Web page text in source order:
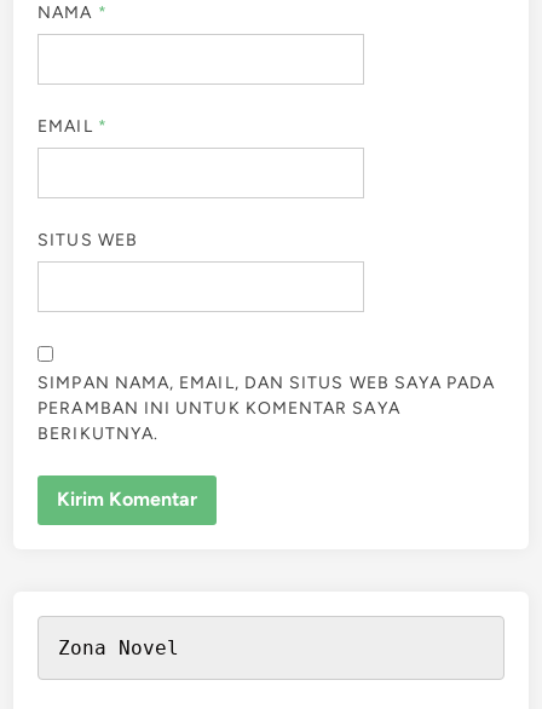
NAMA *
EMAIL *
SITUS WEB
SIMPAN NAMA, EMAIL, DAN SITUS WEB SAYA PADA
PERAMBAN INI UNTUK KOMENTAR SAYA
BERIKUTNYA.
Zona Novel